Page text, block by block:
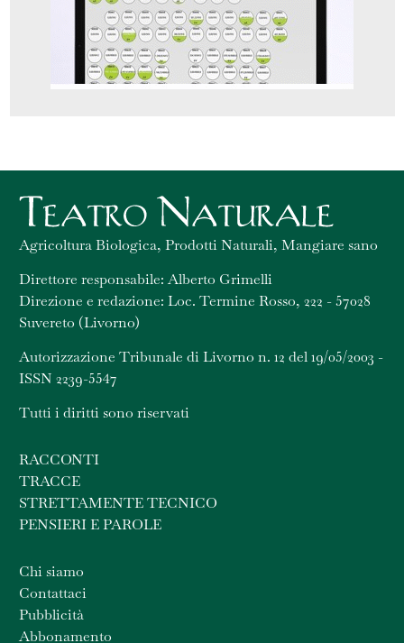
Agricoltura Biologica, Prodotti Naturali, Mangiare sano
Direttore responsabile: Alberto Grimelli
Direzione e redazione: Loc. Termine Rosso, 222 - 57028
Suvereto (Livorno)
Autorizzazione Tribunale di Livorno n. 12 del 19/05/2003 -
ISSN 2239-5547
Tutti i diritti sono riservati
RACCONTI
TRACCE
STRETTAMENTE TECNICO
PENSIERI E PAROLE
Chi siamo
Contattaci
Pubblicità
Abbonamento